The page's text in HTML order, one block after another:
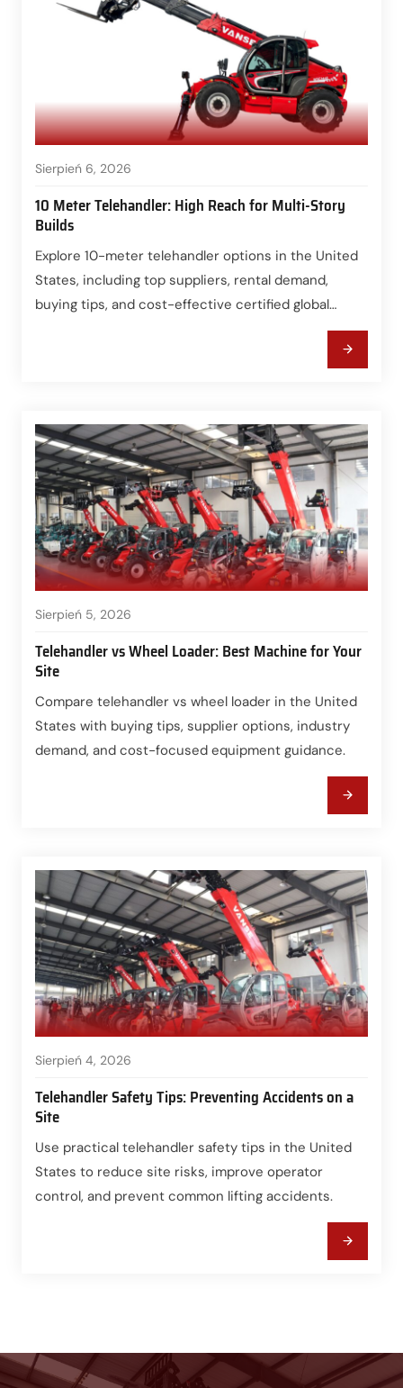
Sierpień 6, 2026
10 Meter Telehandler: High Reach for Multi-Story
Builds
Explore 10-meter telehandler options in the United
States, including top suppliers, rental demand,
buying tips, and cost-effective certified global
Sierpień 5, 2026
Telehandler vs Wheel Loader: Best Machine for Your
Site
Compare telehandler vs wheel loader in the United
States with buying tips, supplier options, industry
demand, and cost-focused equipment guidance.
Sierpień 4, 2026
Telehandler Safety Tips: Preventing Accidents on a
Site
Use practical telehandler safety tips in the United
States to reduce site risks, improve operator
control, and prevent common lifting accidents.